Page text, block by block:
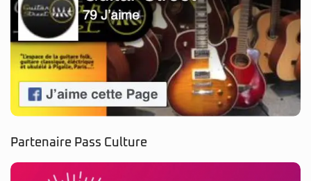
Partenaire Pass Culture